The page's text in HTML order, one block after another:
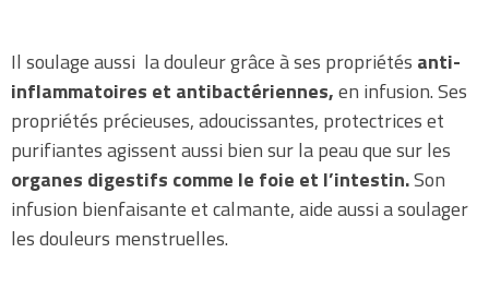
Il soulage aussi la douleur grâce à ses propriétés anti-
inflammatoires et antibactériennes,en infusion. Ses
propriétés précieuses, adoucissantes, protectrices et
purifiantes agissent aussi bien sur la peau que sur les
organes digestifs comme le foie et l’intestin.Son
infusion bienfaisante et calmante, aide aussi a soulager
les douleurs menstruelles.